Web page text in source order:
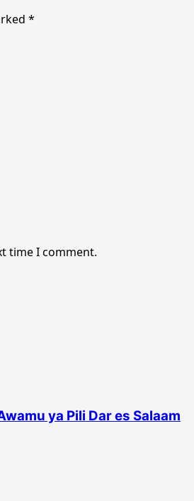
*
time I comment.
ya Pili Dar es Salaam